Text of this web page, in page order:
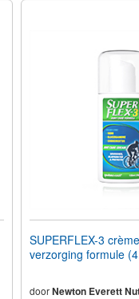
SUPERFLEX-3
verzorging formule
door Newton Everett